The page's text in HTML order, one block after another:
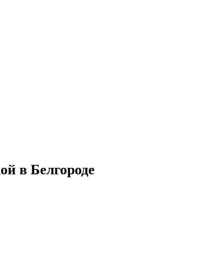
в Белгороде